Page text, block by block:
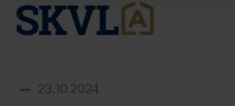
23.10.2024